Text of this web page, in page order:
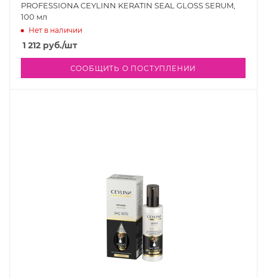
PROFESSIONA CEYLINN KERATIN SEAL GLOSS SERUM,
100 мл
Нет в наличии
1 212 руб./шт
СООБЩИТЬ О ПОСТУПЛЕНИИ